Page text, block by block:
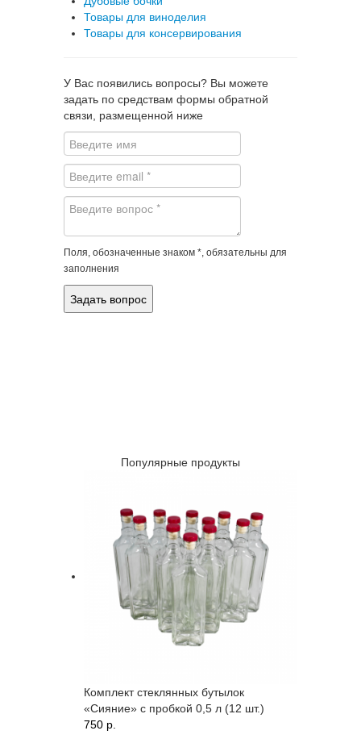
Товары для виноделия
Товары для консервирования
У Вас появились вопросы? Вы можете
задать по средствам формы обратной
связи, размещенной ниже
Поля, обозначенные знаком *, обязательны для
заполнения
Популярные продукты
Комплект стеклянных бутылок
«Сияние» с пробкой 0,5 л (12 шт.)
750 p.